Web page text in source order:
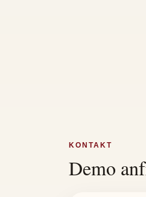
KONTAKT
Demo